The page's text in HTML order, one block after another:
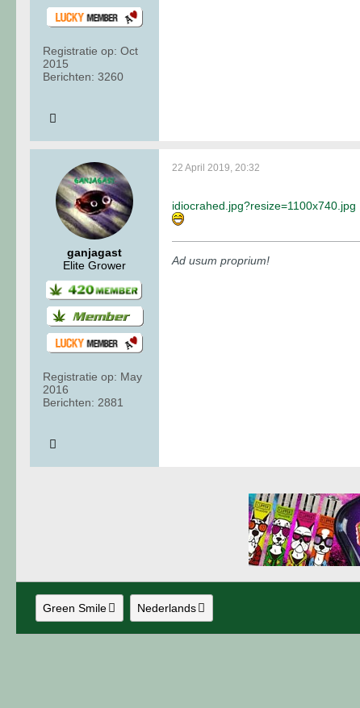
Registratie op: Oct
2015
Berichten: 3260
ganjagast
Elite Grower
Registratie op: May
2016
Berichten: 2881
22 April 2019, 20:32
idiocrahed.jpg?resize=1100x740.jpg
Ad usum proprium!
Green Smile Nederlands